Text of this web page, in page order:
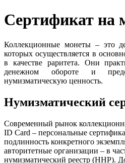
Сертификат на
Коллекционные монеты – это
которых осуществляется в
в качестве раритета. Они
денежном обороте и
нумизматическую ценность.
Нумизматический
Современный рынок
ID Card – персональные
подлинность конкретного
авторитетные организации – в
нумизматический реестр (ННР).